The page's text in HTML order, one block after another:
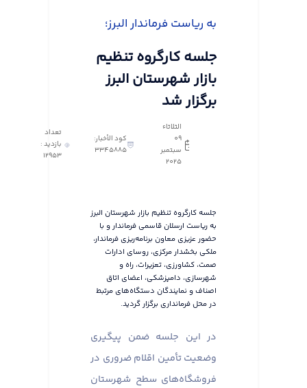
به ریاست فرماندار البرز؛
جلسه کارگروه تنظیم
بازار شهرستان البرز
برگزار شد
الثلاثاء
٠٩
سبتمبر
٢٠٢٥
كود الأخبار:
3345885
تعداد
بازدید :
12953
جلسه کارگروه تنظیم بازار شهرستان البرز
به ریاست ارسلان قاسمی فرماندار و با
حضور عزیزی معاون برنامه‌ریزی فرماندار،
ملکی بخشدار مرکزی، روسای ادارات
صمت، کشاورزی، تعزیرات، راه و
شهرسازی، دامپزشکی، اعضای اتاق
اصناف و نمایندگان دستگاه‌های مرتبط
در محل فرمانداری برگزار گردید.
در این جلسه ضمن پیگیری
وضعیت تأمین اقلام ضروری در
فروشگاه‌های سطح شهرستان